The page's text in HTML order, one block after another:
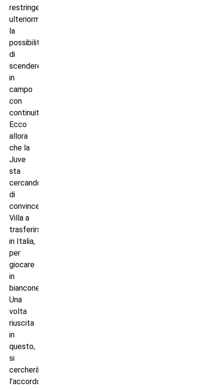
restringere
ulteriormente
la
possibilità
di
scendere
in
campo
con
continuità.
Ecco
allora
che la
Juve
sta
cercando
di
convincere
Villa a
trasferirsi
in Italia,
per
giocare
in
bianconero.
Una
volta
riuscita
in
questo,
si
cercherà
l’accordo